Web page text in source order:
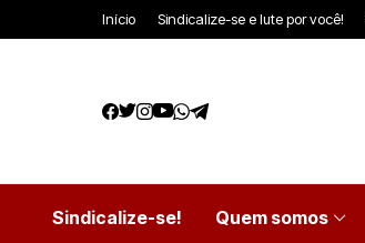
Início Sindicalize-se e lute por você!
Sindicalize-se! Quem somos